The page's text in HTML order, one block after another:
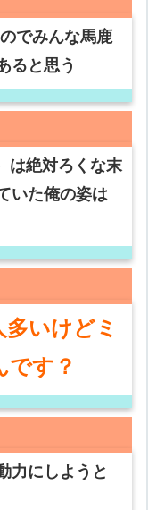
でみんな馬鹿
ると思う
は絶対ろくな末
いた俺の姿は
いけどミ
です？
力にしようと